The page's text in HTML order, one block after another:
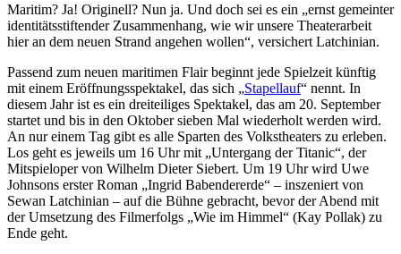
Maritim? Ja! Originell? Nun ja. Und doch sei es ein „ernst gemeinter
identitätsstiftender Zusammenhang, wie wir unsere Theaterarbeit
hier an dem neuen Strand angehen wollen“, versichert Latchinian.
Passend zum neuen maritimen Flair beginnt jede Spielzeit künftig
mit einem Eröffnungsspektakel, das sich „Stapellauf“ nennt. In
diesem Jahr ist es ein dreiteiliges Spektakel, das am 20. September
startet und bis in den Oktober sieben Mal wiederholt werden wird.
An nur einem Tag gibt es alle Sparten des Volkstheaters zu erleben.
Los geht es jeweils um 16 Uhr mit „Untergang der Titanic“, der
Mitspieloper von Wilhelm Dieter Siebert. Um 19 Uhr wird Uwe
Johnsons erster Roman „Ingrid Babendererde“ – inszeniert von
Sewan Latchinian – auf die Bühne gebracht, bevor der Abend mit
der Umsetzung des Filmerfolgs „Wie im Himmel“ (Kay Pollak) zu
Ende geht.